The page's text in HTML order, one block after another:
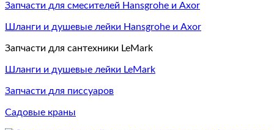
Запчасти для смесителей Hansgrohe и Axor
Шланги и душевые лейки Hansgrohe и Axor
Запчасти для сантехники LeMark
Шланги и душевые лейки LeMark
Запчасти для писсуаров
Садовые краны